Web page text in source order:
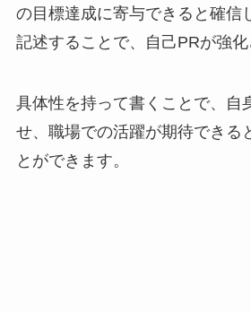
の目標達成に寄与できると確信
記述することで、自己PRが強化
具体性を持って書くことで、自
せ、職場での活躍が期待できる
とができます。